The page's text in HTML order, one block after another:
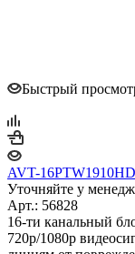
Быстрый
AVT-16PTW1910HD
Уточняйте у
Арт.: 56828
16-ти канальный
720p/1080p